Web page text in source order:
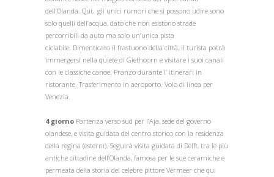
dell’Olanda. Qui, gli unici rumori che si possono udire sono
solo quelli dell’acqua, dato che non esistono strade
percorribili da auto ma solo un’unica pista
ciclabile. Dimenticato il frastuono della città, il turista potrà
immergersi nella quiete di Giethoorn e visitare i suoi canali
con le classiche canoe. Pranzo durante l’ itinerari in
ristorante. Trasferimento in aeroporto. Volo di linea per
Venezia.
4 giorno Partenza verso sud per l’Aja, sede del governo
olandese, e visita guidata del centro storico con la residenza
della regina (esterni). Seguirà visita guidata di Delft, tra le più
antiche cittadine dell’Olanda, famosa per le sue ceramiche e
permeata della storia del celebre pittore Vermeer che qui